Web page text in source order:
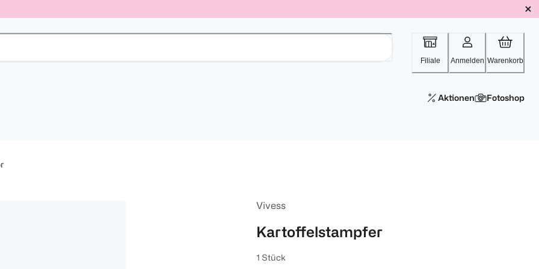
Filiale Anmelden Warenkorb
Aktionen Fotoshop
Vivess
Kartoffelstampfer
1 Stück